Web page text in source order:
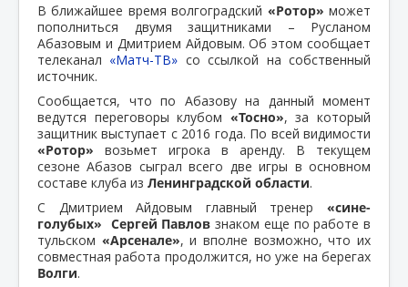
В ближайшее время волгоградский «Ротор» может
пополниться двумя защитниками – Русланом
Абазовым и Дмитрием Айдовым. Об этом сообщает
телеканал «Матч-ТВ» со ссылкой на собственный
источник.
Сообщается, что по Абазову на данный момент
ведутся переговоры клубом «Тосно», за который
защитник выступает с 2016 года. По всей видимости
«Ротор» возьмет игрока в аренду. В текущем
сезоне Абазов сыграл всего две игры в основном
составе клуба из Ленинградской области.
С Дмитрием Айдовым главный тренер «сине-
голубых» Сергей Павлов знаком еще по работе в
тульском «Арсенале», и вполне возможно, что их
совместная работа продолжится, но уже на берегах
Волги.